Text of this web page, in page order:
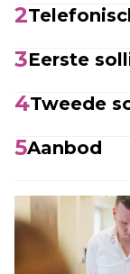
2
3Eerste
4Tweede
5Aanbod